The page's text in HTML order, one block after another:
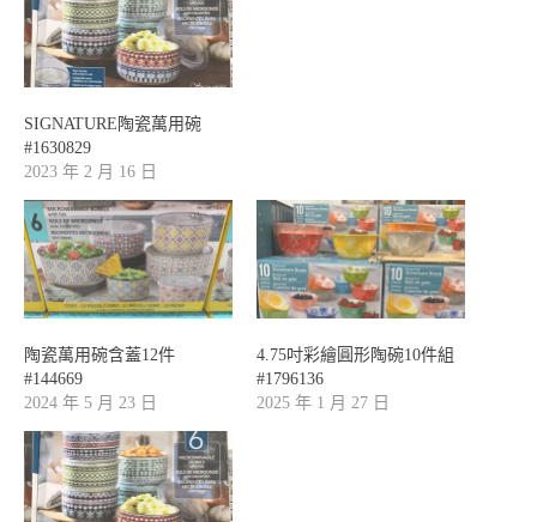
SIGNATURE陶瓷萬用碗
#1630829
2023 年 2 月 16 日
陶瓷萬用碗含蓋12件
#144669
2024 年 5 月 23 日
4.75吋彩繪圓形陶碗10件組
#1796136
2025 年 1 月 27 日